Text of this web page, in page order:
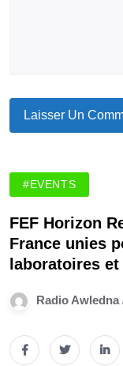
#EVENTS
FEF Horizon
France unies
laboratoires
Radio Awledna